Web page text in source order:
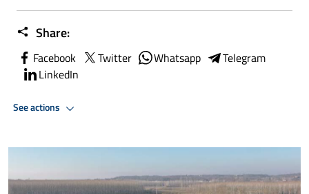
Share:
Facebook Twitter Whatsapp
Telegram
LinkedIn
See actions